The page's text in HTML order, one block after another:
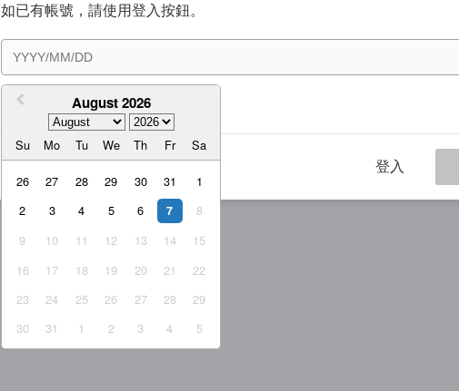
如已有帳號，請使用登入按鈕。
August 2026
Su Mo Tu We Th Fr Sa
26 27 28 29 30 31
1
2
3 4 5 6 7
8
9
10 11 12 13 14
15
16
17 18 19 20 21
22
23
24 25 26 27 28
29
30
31 1 2 3 4 5
我同意 服務條款與隱私權政策
登入